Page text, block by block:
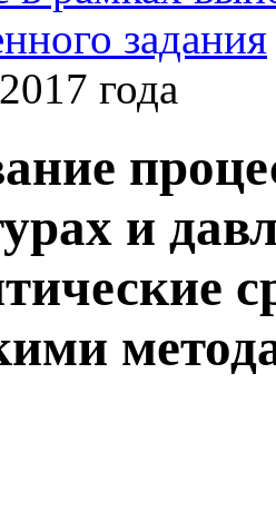
задания
года
и